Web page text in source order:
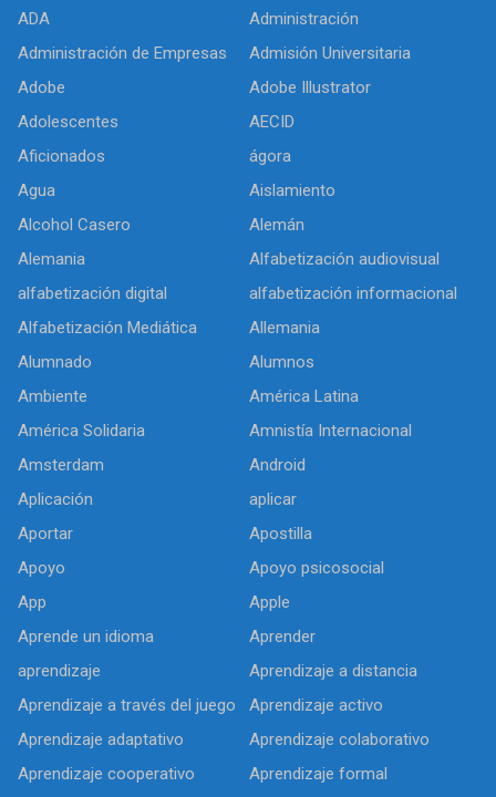
ADA
Administración
Administración de Empresas
Admisión Universitaria
Adobe
Adobe Illustrator
Adolescentes
AECID
Aficionados
ágora
Agua
Aislamiento
Alcohol Casero
Alemán
Alemania
Alfabetización audiovisual
alfabetización digital
alfabetización informacional
Alfabetización Mediática
Allemania
Alumnado
Alumnos
Ambiente
América Latina
América Solidaria
Amnistía Internacional
Amsterdam
Android
Aplicación
aplicar
Aportar
Apostilla
Apoyo
Apoyo psicosocial
App
Apple
Aprende un idioma
Aprender
aprendizaje
Aprendizaje a distancia
Aprendizaje a través del juego
Aprendizaje activo
Aprendizaje adaptativo
Aprendizaje colaborativo
Aprendizaje cooperativo
Aprendizaje formal